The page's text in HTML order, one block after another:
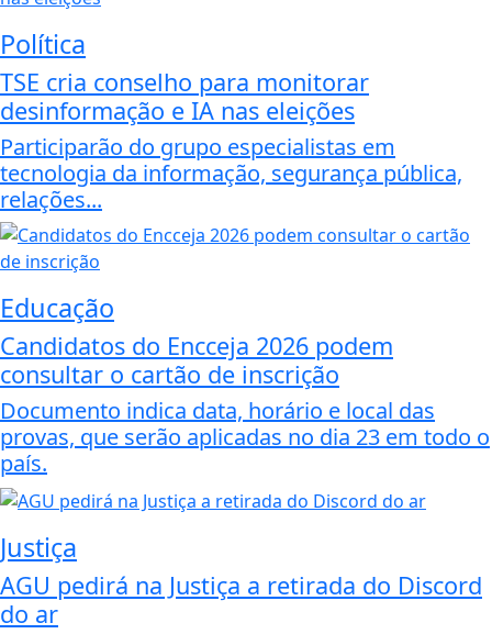
Política
TSE cria conselho para monitorar
desinformação e IA nas eleições
Participarão do grupo especialistas em
tecnologia da informação, segurança pública,
relações...
Educação
Candidatos do Encceja 2026 podem
consultar o cartão de inscrição
Documento indica data, horário e local das
provas, que serão aplicadas no dia 23 em todo o
país.
Justiça
AGU pedirá na Justiça a retirada do Discord
do ar